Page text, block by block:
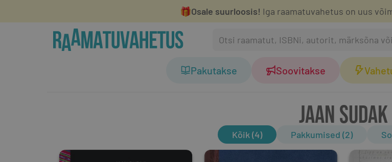
🎁Osale suurloosis! Iga raamatuvahetus on uus
Pakutakse Soovitakse
JAAN SUDAK
Kõik (4) Pakkumised (2)